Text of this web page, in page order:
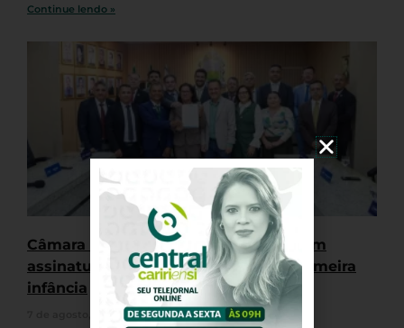
Continue lendo »
Câmara do Crato retoma trabalhos com
assinatura de termo em defesa da primeira
infância
Nenhum comentário